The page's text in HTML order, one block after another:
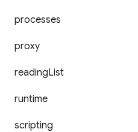
processes
proxy
readingList
runtime
scripting